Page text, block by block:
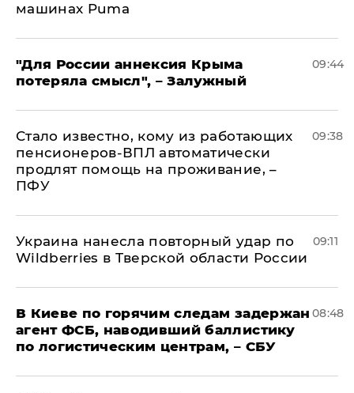
машинах Puma
"Для России аннексия Крыма
потеряла смысл", – Залужный
09:44
Стало известно, кому из работающих
пенсионеров-ВПЛ автоматически
продлят помощь на проживание, –
ПФУ
09:38
Украина нанесла повторный удар по
Wildberries в Тверской области России
09:11
В Киеве по горячим следам задержан
агент ФСБ, наводивший баллистику
по логистическим центрам, – СБУ
08:48